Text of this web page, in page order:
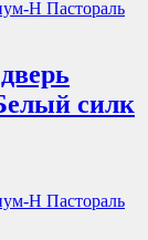
силк